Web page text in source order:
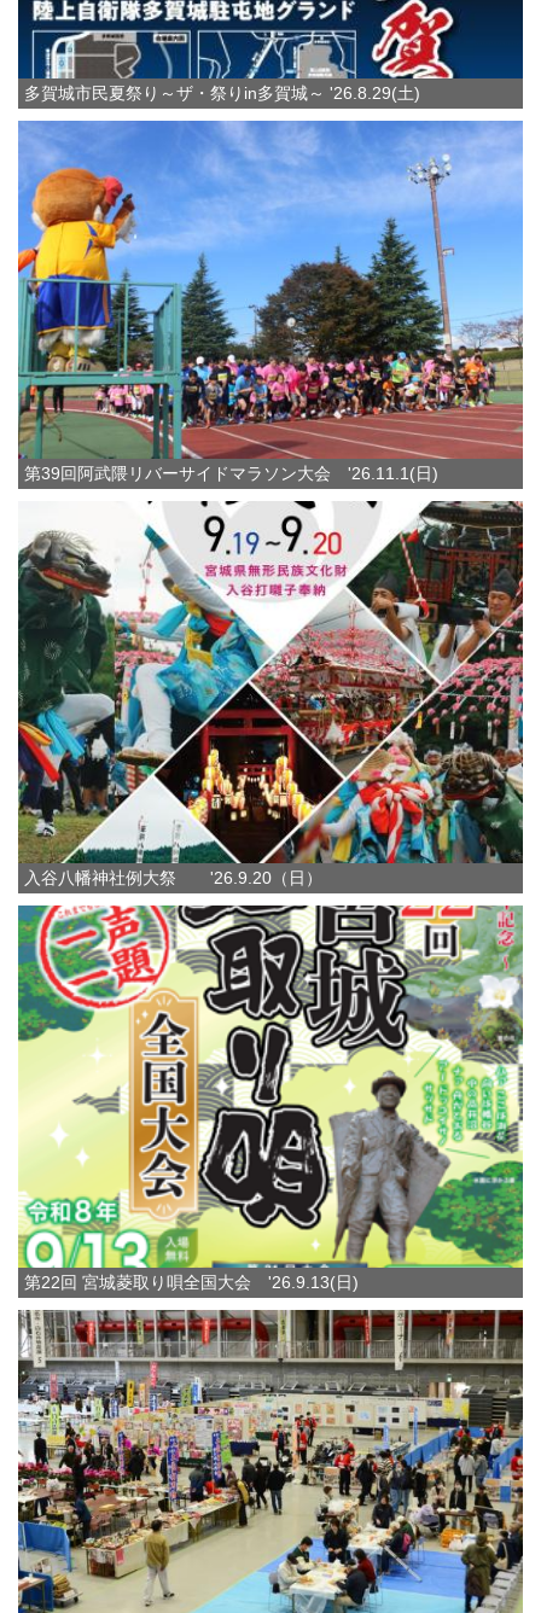
多賀城市民夏祭り～ザ・祭りin多賀城～ '26.8.29(土)
第39回阿武隈リバーサイドマラソン大会 '26.11.1(日)
入谷八幡神社例大祭 '26.9.20（日）
第22回 宮城菱取り唄全国大会 '26.9.13(日)